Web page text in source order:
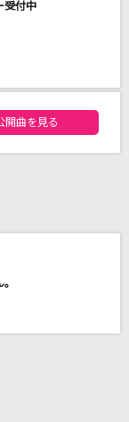
受付中
ング
開曲を見る